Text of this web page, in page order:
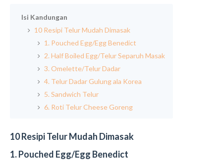
Isi Kandungan
10 Resipi Telur Mudah Dimasak
1. Pouched Egg/Egg Benedict
2. Half Boiled Egg/Telur Separuh Masak
3. Omelette/Telur Dadar
4. Telur Dadar Gulung ala Korea
5. Sandwich Telur
6. Roti Telur Cheese Goreng
10 Resipi Telur Mudah Dimasak
1. Pouched Egg/Egg Benedict